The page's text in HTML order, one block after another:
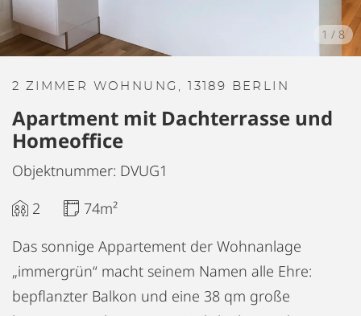
1 / 8
2 ZIMMER WOHNUNG, 13189 BERLIN
Apartment mit Dachterrasse und
Homeoffice
Objektnummer: DVUG1
2
74m²
Das sonnige Appartement der Wohnanlage
„immergrün“ macht seinem Namen alle Ehre:
bepflanzter Balkon und eine 38 qm große